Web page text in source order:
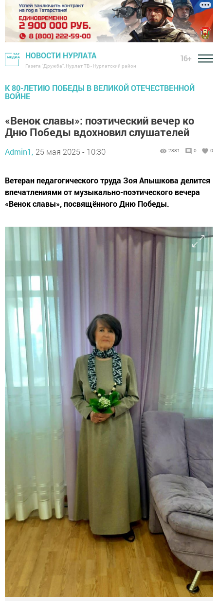
НОВОСТИ НУРЛАТА
Газета "Дружба", Нурлат ТВ - Нурлатский район
16+
К 80-ЛЕТИЮ ПОБЕДЫ В ВЕЛИКОЙ ОТЕЧЕСТВЕННОЙ
ВОЙНЕ
«Венок славы»: поэтический вечер ко
Дню Победы вдохновил слушателей
Admin1, 25 мая 2025 - 10:30 2881 0 0
Ветеран педагогического труда Зоя Апышкова делится
впечатлениями от музыкально-поэтического вечера
«Венок славы», посвящённого Дню Победы.